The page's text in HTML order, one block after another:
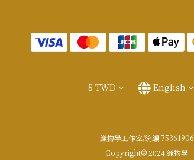
$ TWD English
織物學工作室/統編 75361906
Copyright© 2024 織物學